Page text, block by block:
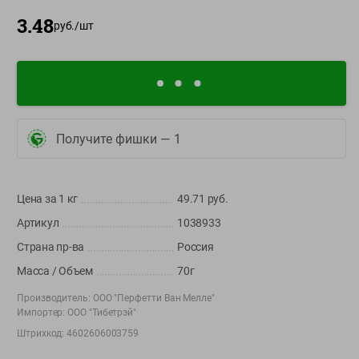
+375 44 560-60-61
Call-центр работает с 9:00 до 21:00 ежедневно
shop@green-market.by
Пишите нам свои вопросы, предложения и комментарии
3.48руб./шт
Получите фишки — 1
Цена за 1 кг 49.71 руб.
Артикул
1038933
Страна пр-ва
Россия
Масса / Объем
70г
Производитель: ООО "Перфетти Ван Мелле"
Импортер: ООО "Тибетрэй"
Штрихкод:4602606003759